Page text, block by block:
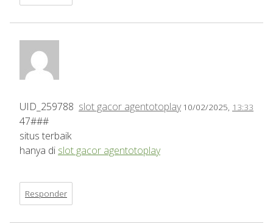
slot gacor agentotoplay 10/02/2025, 13:33
UID_259788
47###
situs terbaik
hanya di slot gacor agentotoplay
Responder